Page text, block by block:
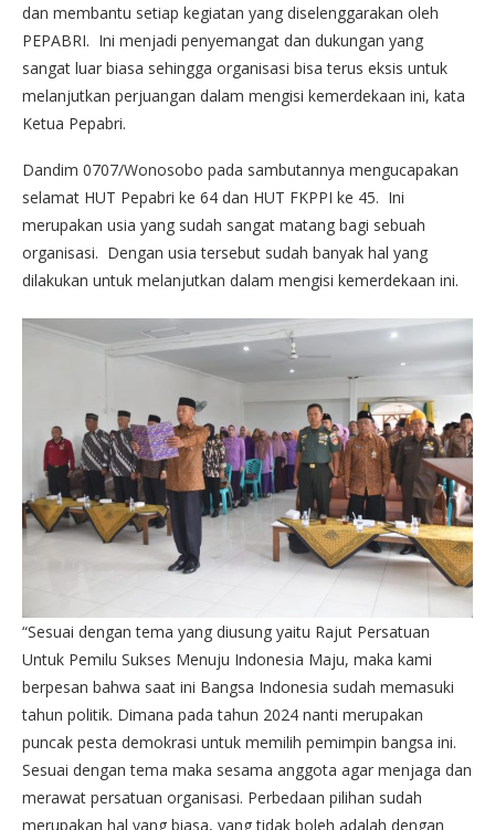
dan membantu setiap kegiatan yang diselenggarakan oleh
PEPABRI. Ini menjadi penyemangat dan dukungan yang
sangat luar biasa sehingga organisasi bisa terus eksis untuk
melanjutkan perjuangan dalam mengisi kemerdekaan ini, kata
Ketua Pepabri.
Dandim 0707/Wonosobo pada sambutannya mengucapakan
selamat HUT Pepabri ke 64 dan HUT FKPPI ke 45. Ini
merupakan usia yang sudah sangat matang bagi sebuah
organisasi. Dengan usia tersebut sudah banyak hal yang
dilakukan untuk melanjutkan dalam mengisi kemerdekaan ini.
“Sesuai dengan tema yang diusung yaitu Rajut Persatuan
Untuk Pemilu Sukses Menuju Indonesia Maju, maka kami
berpesan bahwa saat ini Bangsa Indonesia sudah memasuki
tahun politik. Dimana pada tahun 2024 nanti merupakan
puncak pesta demokrasi untuk memilih pemimpin bangsa ini.
Sesuai dengan tema maka sesama anggota agar menjaga dan
merawat persatuan organisasi. Perbedaan pilihan sudah
merupakan hal yang biasa, yang tidak boleh adalah dengan